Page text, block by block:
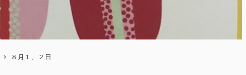
８月１、２日